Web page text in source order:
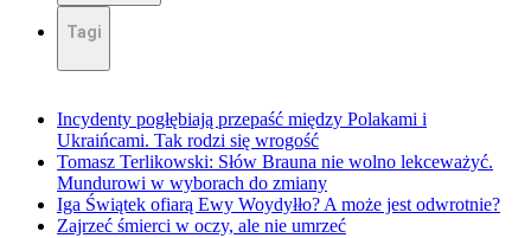
Tagi
Incydenty pogłębiają przepaść między Polakami i
Ukraińcami. Tak rodzi się wrogość
Tomasz Terlikowski: Słów Brauna nie wolno lekceważyć.
Mundurowi w wyborach do zmiany
Iga Świątek ofiarą Ewy Woydyłło? A może jest odwrotnie?
Zajrzeć śmierci w oczy, ale nie umrzeć